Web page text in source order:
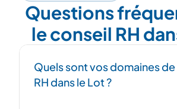
Questions
le conseil RH
Quels sont vos domaines
RH dans le Lot ?